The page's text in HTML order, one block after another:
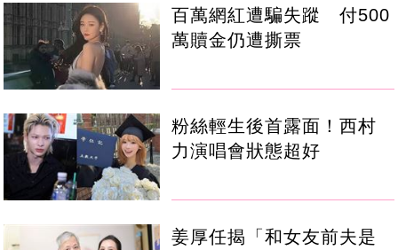
百萬網紅遭騙失蹤 付500
萬贖金仍遭撕票
粉絲輕生後首露面！西村
力演唱會狀態超好
姜厚任揭「和女友前夫是